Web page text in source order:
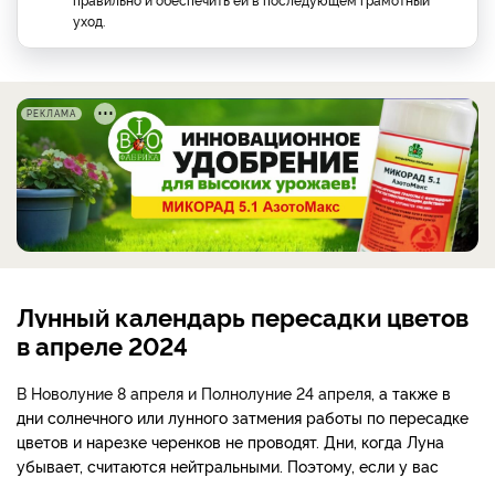
уход.
РЕКЛАМА
Лунный календарь пересадки цветов
в апреле 2024
В Новолуние 8 апреля и Полнолуние 24 апреля, а также в
дни солнечного или лунного затмения работы по пересадке
цветов и нарезке черенков не проводят. Дни, когда Луна
убывает, считаются нейтральными. Поэтому, если у вас